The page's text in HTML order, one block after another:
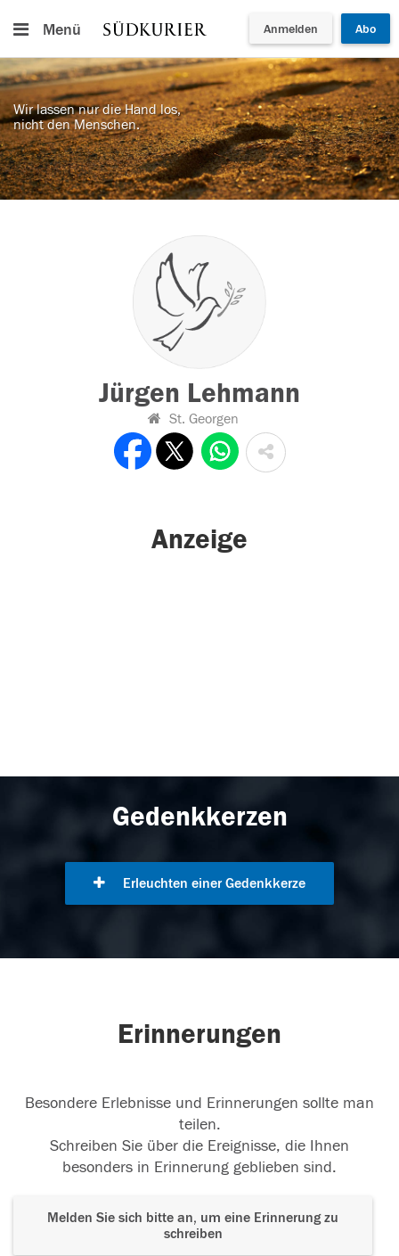
Menü Anmelden Abo
Wir lassen nur die Hand los,
nicht den Menschen.
Jürgen Lehmann
St. Georgen
Anzeige
Gedenkkerzen
Erleuchten einer Gedenkkerze
Erinnerungen
Besondere Erlebnisse und Erinnerungen sollte man
teilen.
Schreiben Sie über die Ereignisse, die Ihnen
besonders in Erinnerung geblieben sind.
Melden Sie sich bitte an, um eine Erinnerung zu
schreiben